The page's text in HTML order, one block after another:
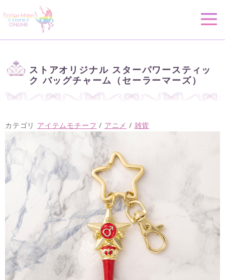
ストアオリジナル スターパワースティッ
ク バッグチャーム（セーラーマーズ）
カテゴリ アイテムモチーフ / アニメ / 雑貨